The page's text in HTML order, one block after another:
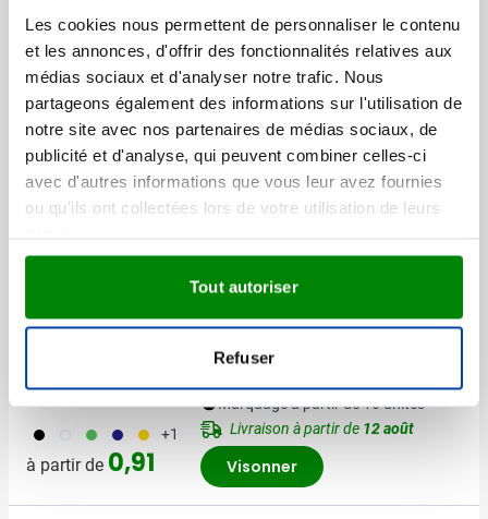
Les cookies nous permettent de personnaliser le contenu
et les annonces, d'offrir des fonctionnalités relatives aux
médias sociaux et d'analyser notre trafic. Nous
partageons également des informations sur l'utilisation de
notre site avec nos partenaires de médias sociaux, de
publicité et d'analyse, qui peuvent combiner celles-ci
avec d'autres informations que vous leur avez fournies
ou qu'ils ont collectées lors de votre utilisation de leurs
Tout autoriser
Refuser
0 cm x 0 cm x 17.8 cm (l
Diamètre
7.3 cm
D'autres ont aussi regardé
001 002 004 005 006 +1
à partir de 0,91
Meilleure vente
Bidon de sport Grip
Marquage à partir de 16 unités
Livraison à partir de 12 août
Visonner